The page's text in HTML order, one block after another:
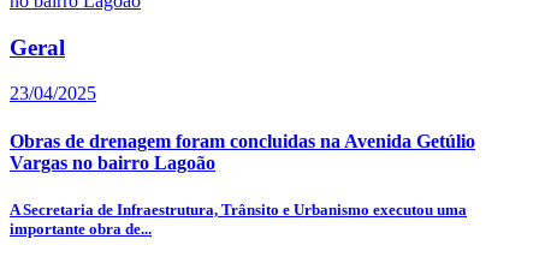
Geral
23/04/2025
Obras de drenagem foram concluidas na Avenida Getúlio
Vargas no bairro Lagoão
A Secretaria de Infraestrutura, Trânsito e Urbanismo executou uma
importante obra de...